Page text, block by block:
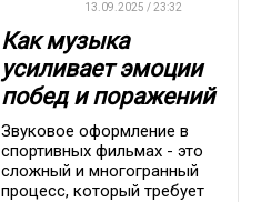
13.09.2025 / 23:32
Как музыка
усиливает эмоции
побед и поражений
Звуковое оформление в
спортивных фильмах - это
сложный и многогранный
процесс, который требует